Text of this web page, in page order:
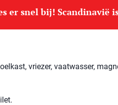
er snel bij! Scandinavië
vriezer, vaatwasser,